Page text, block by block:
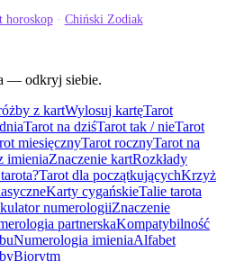
horoskop · Chiński Zodiak
— odkryj siebie.
z kartWylosuj kartęTarot
Tarot na dziśTarot tak / nieTarot
miesięcznyTarot rocznyTarot na
imieniaZnaczenie kartRozkłady
Tarot dla początkującychKrzyż
Karty cygańskieTalie tarota
numerologiiZnaczenie
partnerskaKompatybilność
Numerologia imieniaAlfabet
Biorytm